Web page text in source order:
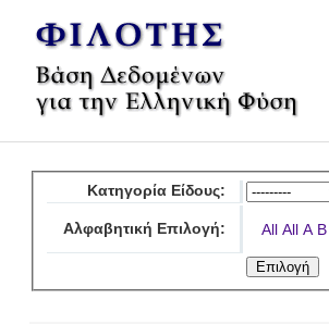
Κατηγορία Είδους:
Αλφαβητική Επιλογή: All All A B